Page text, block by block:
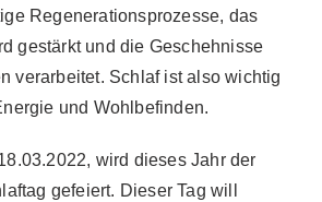
Regenerationsprozesse, das
gestärkt und die Geschehnisse
verarbeitet. Schlaf ist also wichtig
und Wohlbefinden.
wird dieses Jahr der
gefeiert. Dieser Tag will